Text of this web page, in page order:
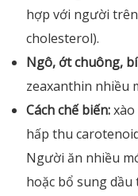
hợp với người
cholesterol).
Ngô, ớt chuông,
zeaxanthin nhiều
Cách chế biến:
hấp thu
Người ăn nhiều
hoặc bổ sung dầu